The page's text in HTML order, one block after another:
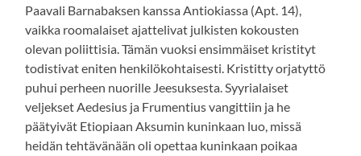
Paavali Barnabaksen kanssa Antiokiassa (Apt. 14),
vaikka roomalaiset ajattelivat julkisten kokousten
olevan poliittisia. Tämän vuoksi ensimmäiset kristityt
todistivat eniten henkilökohtaisesti. Kristitty orjatyttö
puhui perheen nuorille Jeesuksesta. Syyrialaiset
veljekset Aedesius ja Frumentius vangittiin ja he
päätyivät Etiopiaan Aksumin kuninkaan luo, missä
heidän tehtävänään oli opettaa kuninkaan poikaa